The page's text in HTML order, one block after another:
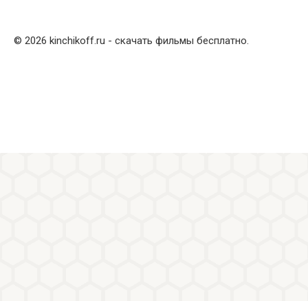
© 2026 kinchikoff.ru - скачать фильмы бесплатно.